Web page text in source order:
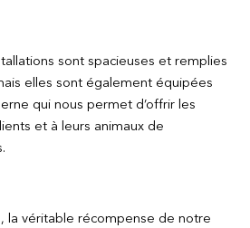
sont spacieuses et remplies
elles sont également équipées
qui nous permet d’offrir les
et à leurs animaux de
la véritable récompense de notre